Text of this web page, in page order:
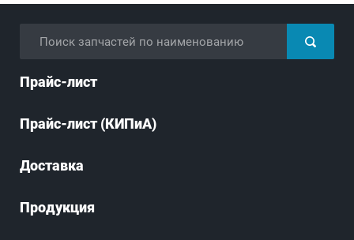
Прайс-лист
Прайс-лист (КИПиА)
Доставка
Продукция